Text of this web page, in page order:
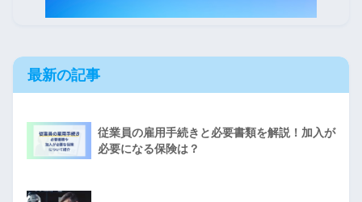
最新の記事
従業員の雇用手続きと必要書類を解説！加入が
必要になる保険は？